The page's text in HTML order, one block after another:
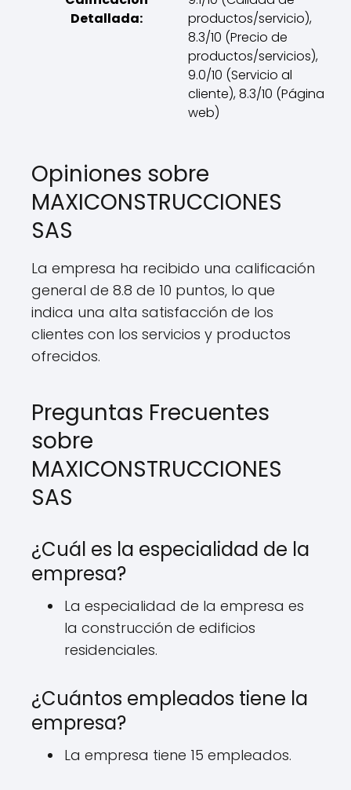
Detallada:
productos/servicio),
8.3/10 (Precio de
productos/servicios),
9.0/10 (Servicio al
cliente), 8.3/10 (Página
web)
Opiniones sobre
MAXICONSTRUCCIONES
SAS
La empresa ha recibido una calificación
general de 8.8 de 10 puntos, lo que
indica una alta satisfacción de los
clientes con los servicios y productos
ofrecidos.
Preguntas Frecuentes
sobre
MAXICONSTRUCCIONES
SAS
¿Cuál es la especialidad de la
empresa?
La especialidad de la empresa es
la construcción de edificios
residenciales.
¿Cuántos empleados tiene la
empresa?
La empresa tiene 15 empleados.